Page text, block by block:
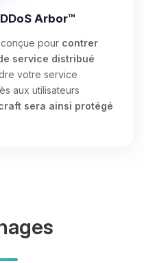
Arbor™
pour contrer
service distribué
votre service
aux utilisateurs
sera ainsi protégé